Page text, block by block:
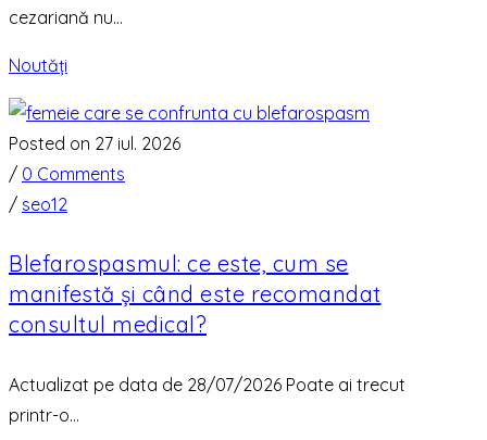
cezariană nu...
Noutăți
Posted on 27 iul. 2026
/ 0 Comments
/ seo12
Blefarospasmul: ce este, cum se
manifestă și când este recomandat
consultul medical?
Actualizat pe data de 28/07/2026 Poate ai trecut
printr-o...